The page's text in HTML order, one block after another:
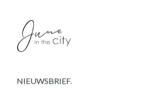
NIEUWSBRIEF.